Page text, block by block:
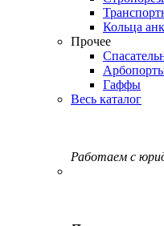
Кольца
Прочее
Гаффы
Весь каталог
Работаем с